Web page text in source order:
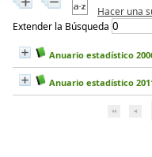
Hacer una
Extender la Búsqueda
Anuario estadístico
Anuario estadístico